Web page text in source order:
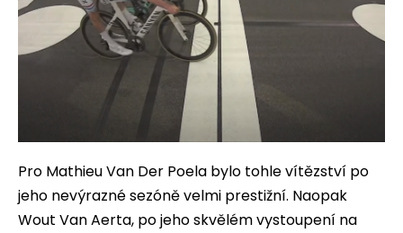
Pro Mathieu Van Der Poela bylo tohle vítězství po
jeho nevýrazné sezóně velmi prestižní. Naopak
Wout Van Aerta, po jeho skvělém vystoupení na